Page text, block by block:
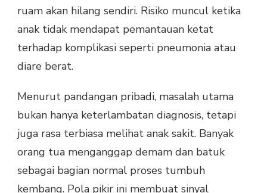
ruam akan hilang sendiri. Risiko muncul ketika
anak tidak mendapat pemantauan ketat
terhadap komplikasi seperti pneumonia atau
diare berat.
Menurut pandangan pribadi, masalah utama
bukan hanya keterlambatan diagnosis, tetapi
juga rasa terbiasa melihat anak sakit. Banyak
orang tua menganggap demam dan batuk
sebagai bagian normal proses tumbuh
kembang. Pola pikir ini membuat sinyal